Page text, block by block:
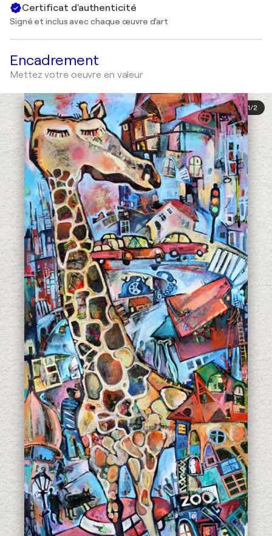
Certificat d'authenticité
Signé et inclus avec chaque œuvre d'art
Encadrement
Mettez votre oeuvre en valeur
1/2